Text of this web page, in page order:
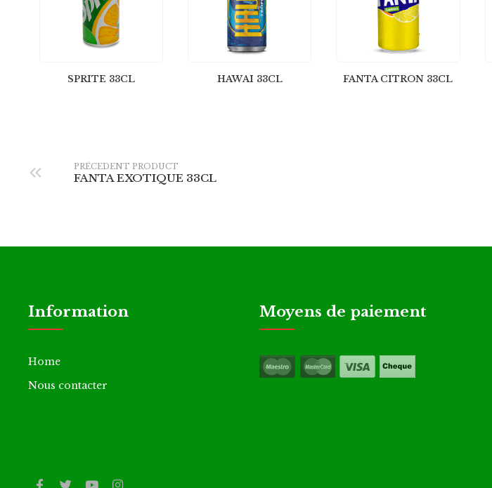
SPRITE 33CL HAWAI 33CL FANTA CITRON 33CL
PRÉCEDENT PRODUCT
FANTA EXOTIQUE 33CL
Information
Home
Nous contacter
Moyens de paiement